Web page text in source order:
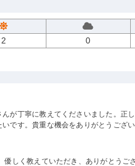
2 0
が丁寧に教えてくださいました。正
です。貴重な機会をありがとうござ
優しく教えていただき、ありがとうご